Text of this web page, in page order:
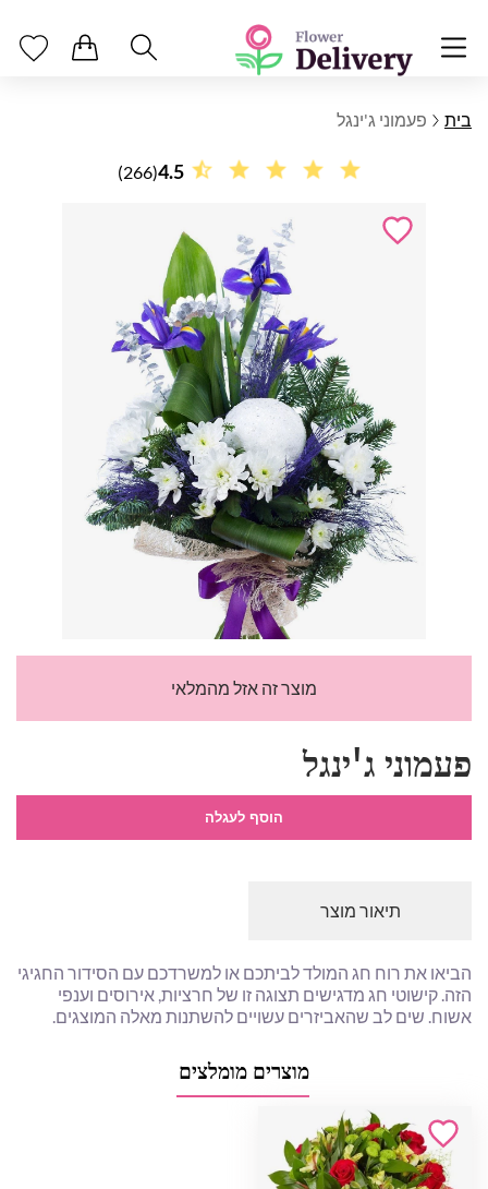
בית פעמוני ג'ינגל
4.5
(266)
מוצר זה אזל מהמלאי
פעמוני ג'ינגל
הוסף לעגלה
תיאור מוצר
הביאו את רוח חג המולד לביתכם או למשרדכם עם הסידור החגיגי
הזה. קישוטי חג מדגישים תצוגה זו של חרציות, אירוסים וענפי
אשוח. שים לב שהאביזרים עשויים להשתנות מאלה המוצגים.
מוצרים מומלצים